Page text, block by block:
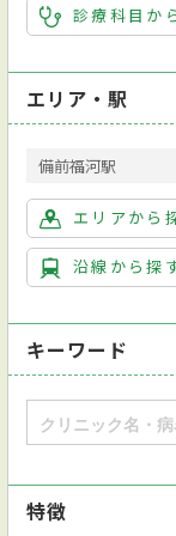
診療科目か
エリア・駅
備前福河駅
エリアから
沿線から探
キーワード
特徴